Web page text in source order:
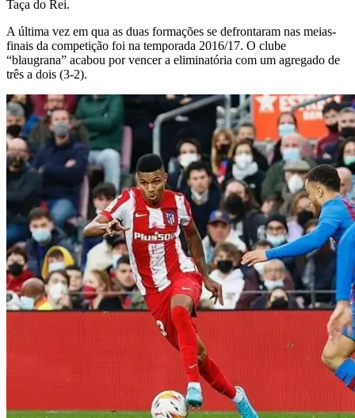
Taça do Rei.
A última vez em qua as duas formações se defrontaram nas meias-
finais da competição foi na temporada 2016/17. O clube
“blaugrana” acabou por vencer a eliminatória com um agregado de
três a dois (3-2).